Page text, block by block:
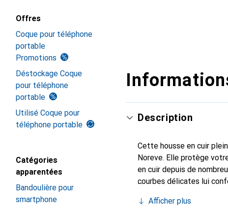
Offres
Coque pour téléphone
portable
Promotions
Déstockage Coque
pour téléphone
portable
Utilisé Coque pour
téléphone portable
Catégories
apparentées
Bandoulière pour
smartphone
Description
Cette housse en cuir
Noreve. Elle protège
en cuir depuis de
courbes délicates lui
qualité et constitue un
Afficher plus